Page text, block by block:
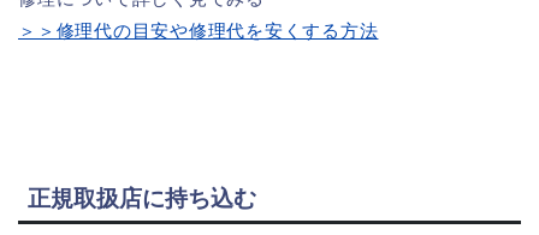
＞＞修理代の目安や修理代を安くする方法
正規取扱店に持ち込む